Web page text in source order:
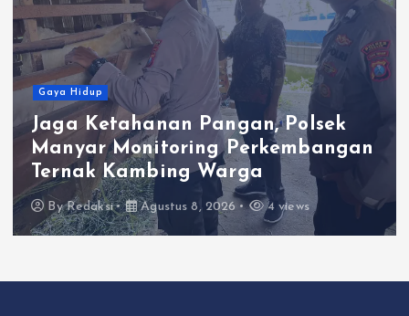
Gaya Hidup
Jaga Ketahanan Pangan, Polsek
Manyar Monitoring Perkembangan
Ternak Kambing Warga
ByRedaksi Agustus 8, 2026 4 views